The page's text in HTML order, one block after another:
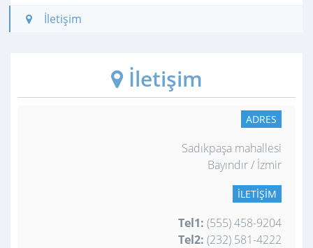
İletişim
İletişim
ADRES
Sadıkpaşa mahallesi
Bayındır / İzmir
İLETIŞIM
Tel1: (555) 458-9204
Tel2: (232) 581-4222